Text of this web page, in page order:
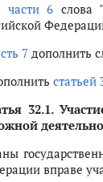
части 6 слова
7дополнить
статьей
32.1.
вправе